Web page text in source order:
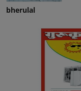
bherulal